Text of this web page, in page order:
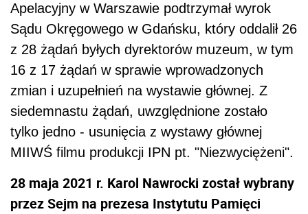
Apelacyjny w Warszawie podtrzymał wyrok
Sądu Okręgowego w Gdańsku, który oddalił 26
z 28 żądań byłych dyrektorów muzeum, w tym
16 z 17 żądań w sprawie wprowadzonych
zmian i uzupełnień na wystawie głównej. Z
siedemnastu żądań, uwzględnione zostało
tylko jedno - usunięcia z wystawy głównej
MIIWŚ filmu produkcji IPN pt. "Niezwyciężeni".
28 maja 2021 r. Karol Nawrocki został wybrany
przez Sejm na prezesa Instytutu Pamięci